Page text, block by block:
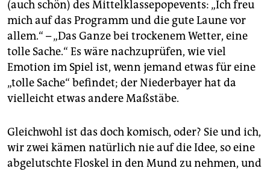
(auch schön) des Mittelklassepopevents: „Ich freu
mich auf das Programm und die gute Laune vor
allem.“ – „Das Ganze bei trockenem Wetter, eine
tolle Sache.“ Es wäre nachzuprüfen, wie viel
Emotion im Spiel ist, wenn jemand etwas für eine
„tolle Sache“ befindet; der Niederbayer hat da
vielleicht etwas andere Maßstäbe.
Gleichwohl ist das doch komisch, oder? Sie und ich,
wir zwei kämen natürlich nie auf die Idee, so eine
abgelutschte Floskel in den Mund zu nehmen, und